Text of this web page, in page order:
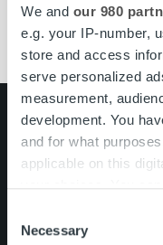
We and our 980
e.g. your IP-number,
store and access
serve personalized
measurement,
development. You
and for what
applicable on this
your choices. You
the Privacy trigger icon.
Selection
Necessary
Pikalinkit
Search for: